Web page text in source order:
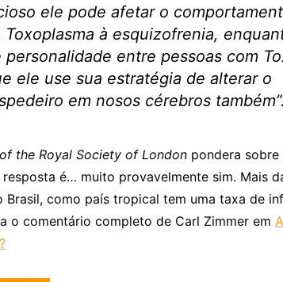
ele pode afetar o
à esquizofrenia,
entre pessoas com
ele use sua estratégia de alterar o
em nosos cérebros também”.
the Royal Society of London pondera
é… muito provavelmente sim. Mais
Brasil, como país tropical tem uma taxa de
o comentário completo de Carl Zimmer em